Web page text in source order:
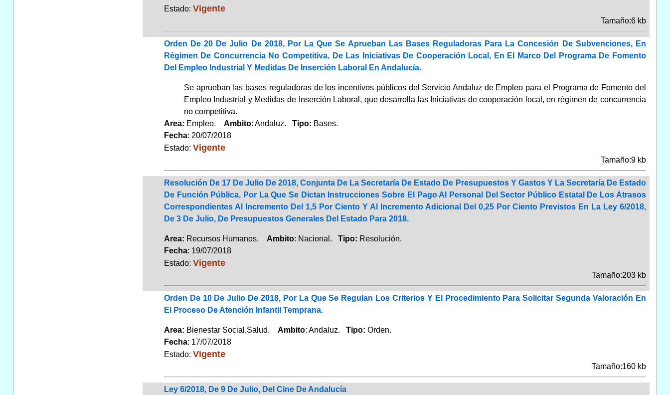
Estado: Vigente
Tamaño:6 kb
Orden De 20 De Julio De 2018, Por La Que Se Aprueban Las Bases Reguladoras Para La Concesión De Subvenciones, En
Régimen De Concurrencia No Competitiva, De Las Iniciativas De Cooperación Local, En El Marco Del Programa De Fomento
Del Empleo Industrial Y Medidas De Inserción Laboral En Andalucía.
Se aprueban las bases reguladoras de los incentivos públicos del Servicio Andaluz de Empleo para el Programa de Fomento del
Empleo Industrial y Medidas de Inserción Laboral, que desarrolla las Iniciativas de cooperación local, en régimen de concurrencia
no competitiva.
Area: Empleo. Ambito: Andaluz. Tipo: Bases.
Fecha: 20/07/2018
Estado: Vigente
Tamaño:9 kb
Resolución De 17 De Julio De 2018, Conjunta De La Secretaría De Estado De Presupuestos Y Gastos Y La Secretaría De Estado
De Función Pública, Por La Que Se Dictan Instrucciones Sobre El Pago Al Personal Del Sector Público Estatal De Los Atrasos
Correspondientes Al Incremento Del 1,5 Por Ciento Y Al Incremento Adicional Del 0,25 Por Ciento Previstos En La Ley 6/2018,
De 3 De Julio, De Presupuestos Generales Del Estado Para 2018.
Area: Recursos Humanos. Ambito: Nacional. Tipo: Resolución.
Fecha: 19/07/2018
Estado: Vigente
Tamaño:203 kb
Orden De 10 De Julio De 2018, Por La Que Se Regulan Los Criterios Y El Procedimiento Para Solicitar Segunda Valoración En
El Proceso De Atención Infantil Temprana.
Area: Bienestar Social,Salud. Ambito: Andaluz. Tipo: Orden.
Fecha: 17/07/2018
Estado: Vigente
Tamaño:160 kb
Ley 6/2018, De 9 De Julio, Del Cine De Andalucía